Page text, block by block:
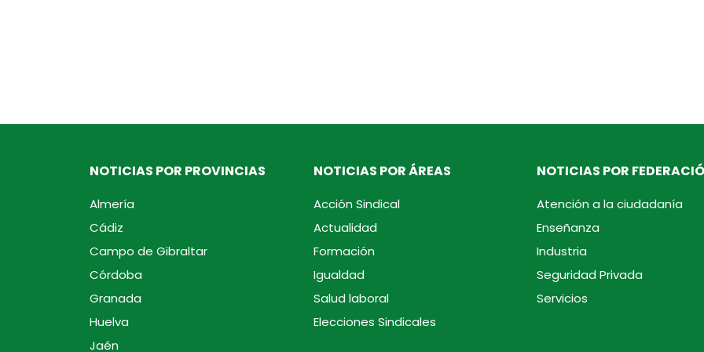
NOTICIAS POR PROVINCIAS
Almería
Cádiz
Campo de Gibraltar
Córdoba
Granada
Huelva
Jaén
NOTICIAS POR ÁREAS
Acción Sindical
Actualidad
Formación
Igualdad
Salud laboral
Elecciones Sindicales
NOTICIAS POR
Atención a la ciudadanía
Enseñanza
Industria
Seguridad Privada
Servicios